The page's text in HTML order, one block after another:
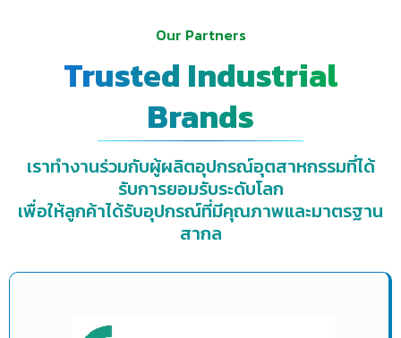
Our Partners
Trusted Industrial
Brands
เราทำงานร่วมกับผู้ผลิตอุปกรณ์อุตสาหกรรมที่ได้
รับการยอมรับระดับโลก
เพื่อให้ลูกค้าได้รับอุปกรณ์ที่มีคุณภาพและมาตรฐาน
สากล